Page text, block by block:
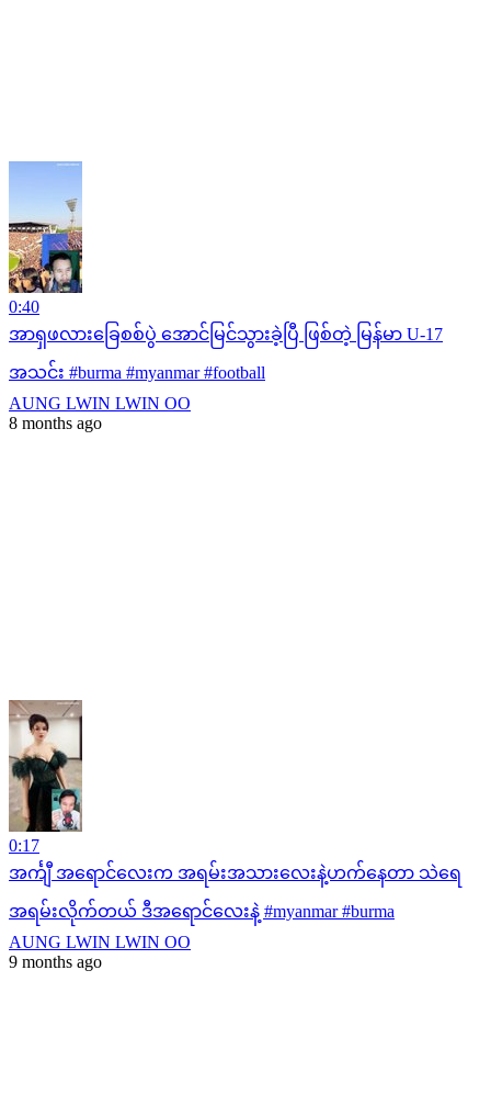
0:40
အာရှဖလားခြေစစ်ပွဲ အောင်မြင်သွားခဲ့ပြီ ဖြစ်တဲ့ မြန်မာ U-17
အသင်း #burma #myanmar #football
AUNG LWIN LWIN OO
8 months ago
0:17
အင်္ကျီ အရောင်လေးက အရမ်းအသားလေးနဲ့ဟက်နေတာ သဲရေ
အရမ်းလိုက်တယ် ဒီအရောင်လေးနဲ့ #myanmar #burma
AUNG LWIN LWIN OO
9 months ago